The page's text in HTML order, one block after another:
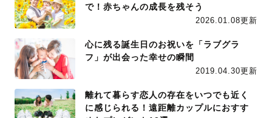
で！赤ちゃんの成長を残そう
2026.01.08更新
心に残る誕生日のお祝いを「ラブグラ
フ」が出会った幸せの瞬間
2019.04.30更新
離れて暮らす恋人の存在をいつでも近く
に感じられる！遠距離カップルにおすす